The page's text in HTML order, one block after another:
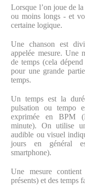
Lorsque l’on joue de
ou moins longs - et
certaine logique.
Une chanson est
appelée mesure. Une
de temps (cela
pour une grande
temps.
Un temps est la
pulsation ou tempo
exprimée en BPM
minute). On utilise
audible ou visuel
jours en général
smartphone).
Une mesure
présents) et des temps